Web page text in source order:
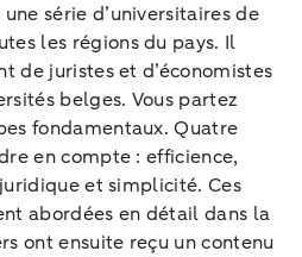
série d’universitaires de
les régions du pays. Il
de juristes et d’économistes
belges. Vous partez
fondamentaux. Quatre
en compte : efficience,
et simplicité. Ces
abordées en détail dans la
ont ensuite reçu un contenu